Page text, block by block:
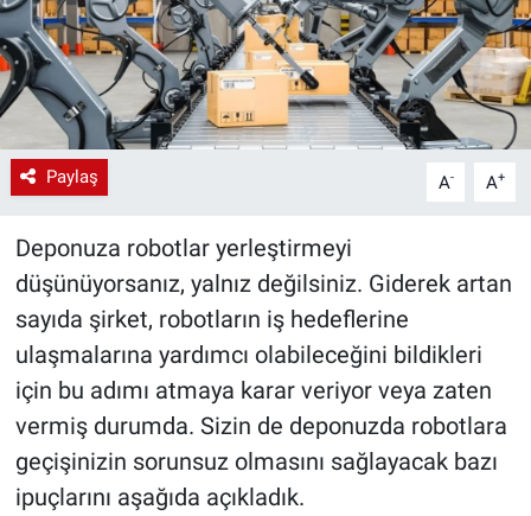
Paylaş A- A+
Deponuza robotlar yerleştirmeyi
düşünüyorsanız, yalnız değilsiniz. Giderek artan
sayıda şirket, robotların iş hedeflerine
ulaşmalarına yardımcı olabileceğini bildikleri
için bu adımı atmaya karar veriyor veya zaten
vermiş durumda. Sizin de deponuzda robotlara
geçişinizin sorunsuz olmasını sağlayacak bazı
ipuçlarını aşağıda açıkladık.